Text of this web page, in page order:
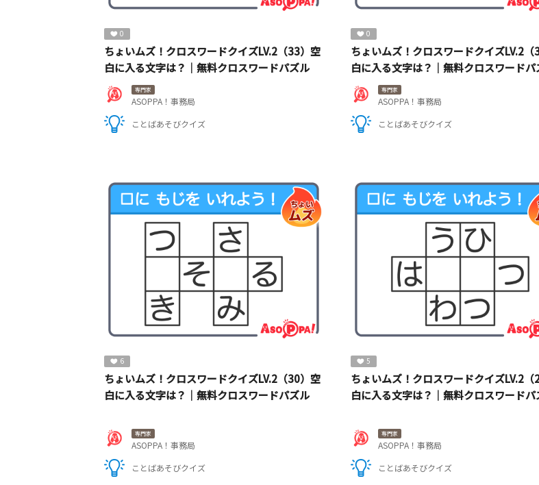
0
ちょいムズ！クロスワードクイズLV.2（33）空
白に入る文字は？｜無料クロスワードパズル
専門家
ASOPPA！事務局
ことばあそびクイズ
0
ちょいムズ！クロスワードクイズLV.2（
白に入る文字は？｜無料クロスワードパ
専門家
ASOPPA！事務局
ことばあそびクイズ
6
ちょいムズ！クロスワードクイズLV.2（30）空
白に入る文字は？｜無料クロスワードパズル
専門家
ASOPPA！事務局
ことばあそびクイズ
5
ちょいムズ！クロスワードクイズLV.2（
白に入る文字は？｜無料クロスワードパ
専門家
ASOPPA！事務局
ことばあそびクイズ